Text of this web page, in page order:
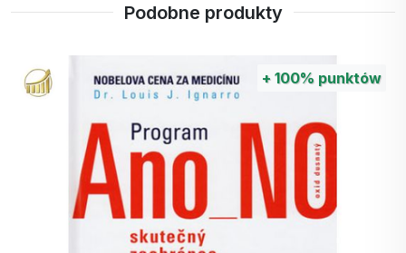
- kora
który chroni komórki przed wolnymi
Tyrozyna
Tyrozyna jest aminokwasem
egzogennym
, co oznacza, że w
przeciwieństwie do aminokwasów
egzogennych, może być
syntetyzowana z innych substancji. Jej
odpowiedni poziom ma pozytywny
wpływ na witalność, koncentrację, a
Podobne produkty
+ 100% punktów